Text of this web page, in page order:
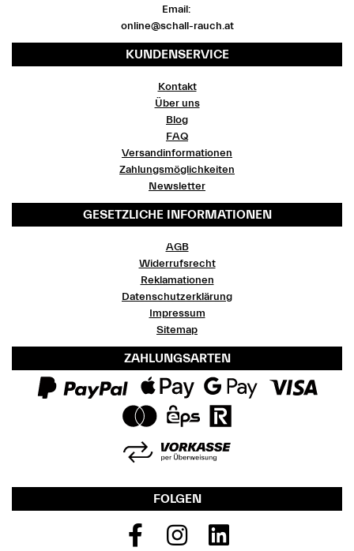
Email:
online@schall-rauch.at
KUNDENSERVICE
Kontakt
Über uns
Blog
FAQ
Versandinformationen
Zahlungsmöglichkeiten
Newsletter
GESETZLICHE INFORMATIONEN
AGB
Widerrufsrecht
Reklamationen
Datenschutzerklärung
Impressum
Sitemap
ZAHLUNGSARTEN
FOLGEN